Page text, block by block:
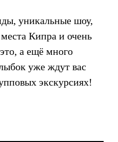
уникальные шоу,
Кипра и очень
а ещё много
уже ждут вас
экскурсиях!